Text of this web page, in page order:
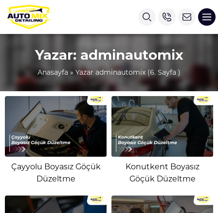
Yazar: adminautomix
Anasayfa » Yazar adminautomix (6. Sayfa )
Çayyolu Boyasız Göçük
Düzeltme
Konutkent Boyasız
Göçük Düzeltme